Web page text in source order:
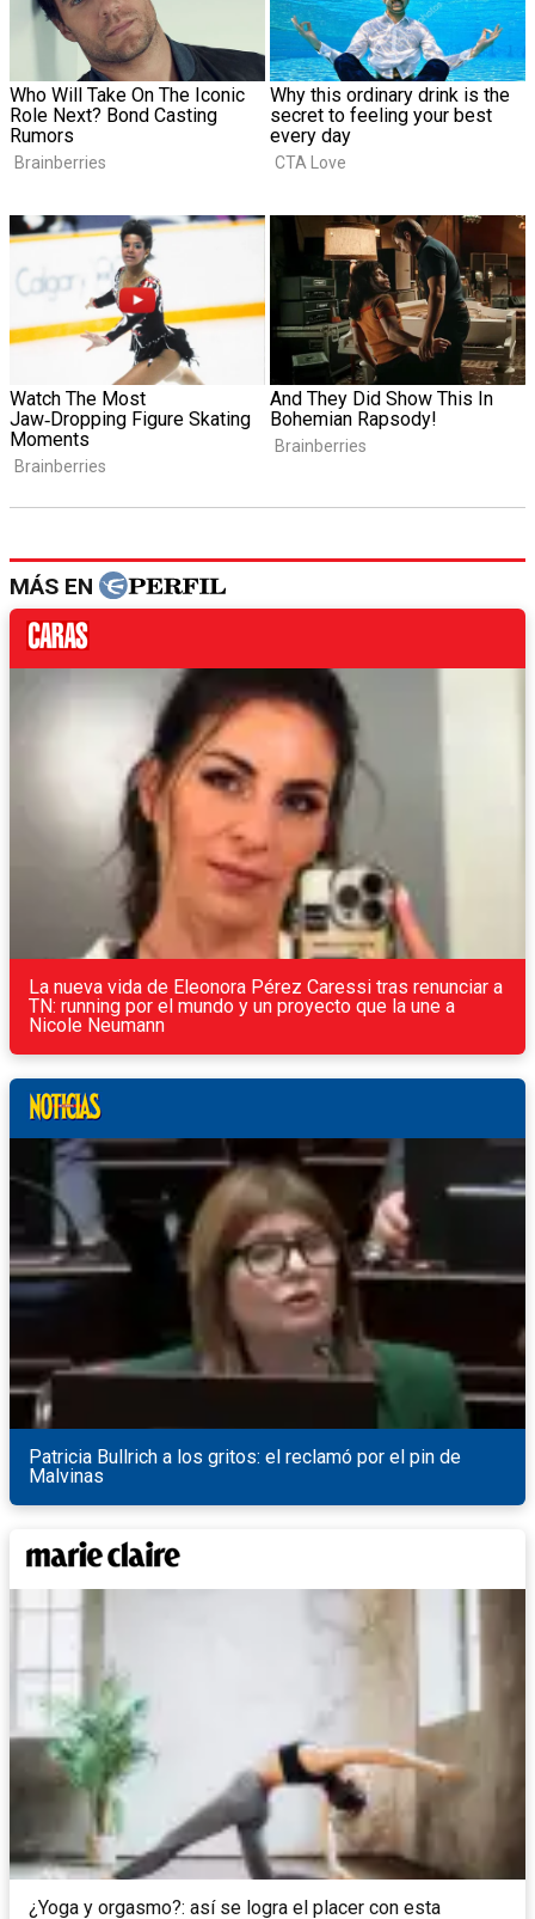
MÁS EN
La nueva vida de Eleonora Pérez Caressi tras renunciar a
TN: running por el mundo y un proyecto que la une a
Nicole Neumann
Patricia Bullrich a los gritos: el reclamó por el pin de
Malvinas
¿Yoga y orgasmo?: así se logra el placer con esta